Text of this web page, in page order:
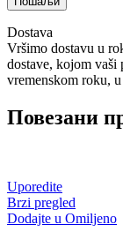
Dostava
Vršimo dostavu u
dostave, kojom
vremenskom roku,
Повезани
Uporedite
Brzi pregled
Dodajte u Omiljeno